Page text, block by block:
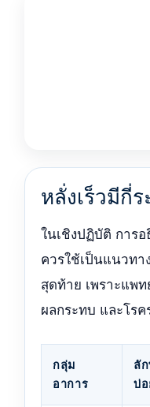
หลั่งเร็วมีกี่
ในเชิงปฏิบัติ การอ
ควรใช้เป็นแนวทา
สุดท้าย เพราะแพ
ผลกระทบ และโร
กลุ่ม
อาการ
ลั
บ่อ